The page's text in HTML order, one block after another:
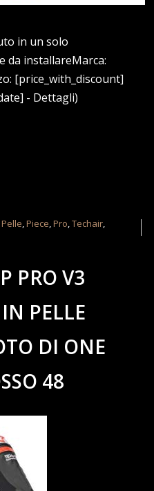
in un solo
da installareMarca:
[price_with_discount]
- Dettagli)
Pelle,Piece,Pro,Techair,
PRO V3
PELLE
DI ONE
48